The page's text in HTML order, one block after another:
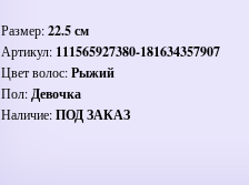
Размер:22.5 см
Артикул: 111565927380-181634357907
Цвет волос:Рыжий
Пол:Девочка
Наличие:ПОД ЗАКАЗ